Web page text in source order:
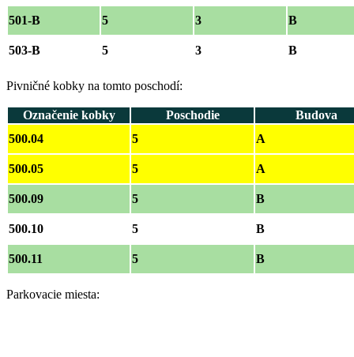
501-B 5 3 B
503-B 5 3 B
Pivničné kobky na tomto poschodí:
Označenie kobky Poschodie
Budova
500.04
5 A
500.05 5 A
500.09 5 B
500.10 5 B
500.11 5 B
Parkovacie miesta: